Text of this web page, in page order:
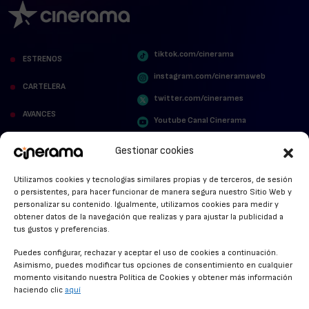
Gestionar cookies
Utilizamos cookies y tecnologías similares propias y de terceros, de sesión
o persistentes, para hacer funcionar de manera segura nuestro Sitio Web y
personalizar su contenido. Igualmente, utilizamos cookies para medir y
obtener datos de la navegación que realizas y para ajustar la publicidad a
tus gustos y preferencias.
Puedes configurar, rechazar y aceptar el uso de cookies a continuación.
Asimismo, puedes modificar tus opciones de consentimiento en cualquier
momento visitando nuestra Política de Cookies y obtener más información
haciendo clic aquí
ESTRENOS
CARTELERA
AVANCES
STREAMING NEWS
ALFOMBRA ROJA
ANUNCIOS DE CINE
tiktok.com/cinerama
instagram.com/cineramaweb
twitter.com/cinerames
Youtube Canal Cinerama